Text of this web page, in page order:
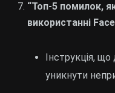
“Топ-5 помилок,
використанні
Інструкція,
уникнути